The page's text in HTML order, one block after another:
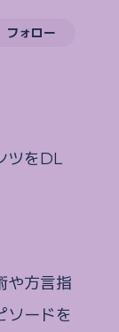
フォロー
ツをDL
や方言指
ソードを